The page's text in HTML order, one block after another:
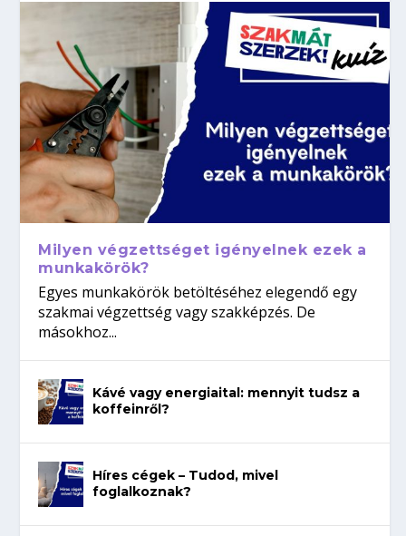
Milyen végzettséget igényelnek ezek a
munkakörök?
Egyes munkakörök betöltéséhez elegendő egy
szakmai végzettség vagy szakképzés. De
másokhoz...
Kávé vagy energiaital: mennyit tudsz a
koffeinről?
Híres cégek – Tudod, mivel
foglalkoznak?